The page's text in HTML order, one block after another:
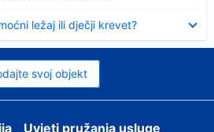
ležaj ili dječji krevet?
svoj objekt
Uvjeti pružanja usluge